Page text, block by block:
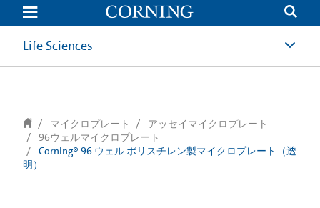
text.skipToContent
text.skipToNavigation
Life Sciences
マイクロプレート
アッセイマイクロプレート
96ウェルマイクロプレート
Corning® 96 ウェル ポリスチレン製マイクロプレート（透
明）